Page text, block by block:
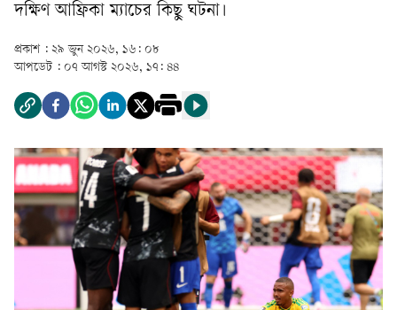
দক্ষিণ আফ্রিকা ম্যাচের কিছু ঘটনা।
প্রকাশ : ২৯ জুন ২০২৬, ১৬: ০৮
আপডেট : ০৭ আগস্ট ২০২৬, ১৭: ৪৪